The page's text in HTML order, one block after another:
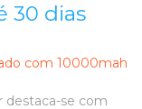
30 dias
com 10000mah
destaca-se com